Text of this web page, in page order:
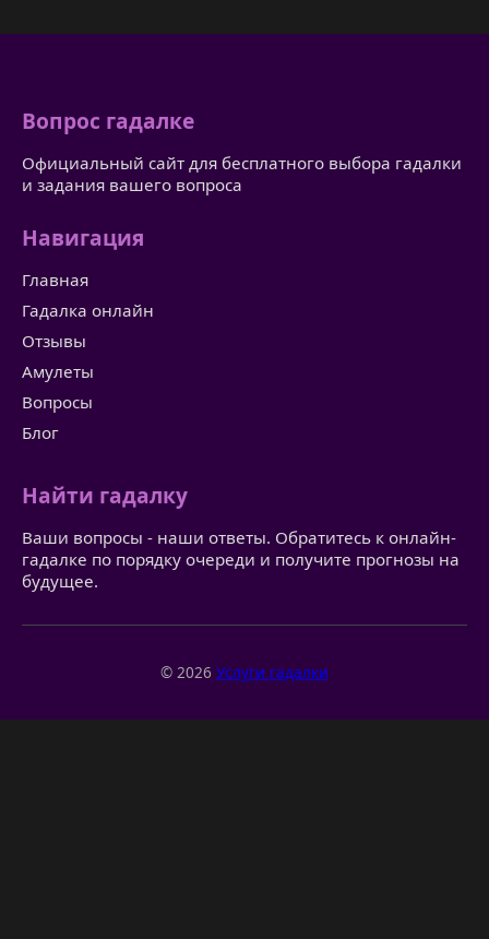
Вопрос гадалке
Официальный сайт для бесплатного выбора гадалки
и задания вашего вопроса
Навигация
Главная
Гадалка онлайн
Отзывы
Амулеты
Вопросы
Блог
Найти гадалку
Ваши вопросы - наши ответы. Обратитесь к онлайн-
гадалке по порядку очереди и получите прогнозы на
будущее.
© 2026 Услуги гадалки